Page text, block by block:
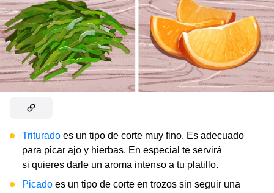
Triturado es un tipo de corte muy fino. Es adecuado
para picar ajo y hierbas. En especial te servirá
si quieres darle un aroma intenso a tu platillo.
Picado es un tipo de corte en trozos sin seguir una